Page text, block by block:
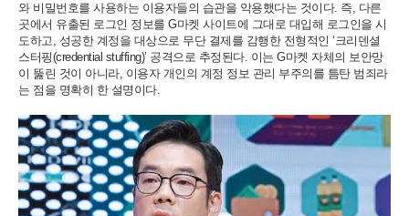
와 비밀번호를 사용하는 이용자들의 습관을 악용했다는 것이다. 즉, 다른
곳에서 유출된 로그인 정보를 G마켓 사이트에 그대로 대입해 로그인을 시
도하고, 성공한 계정을 대상으로 무단 결제를 감행한 전형적인 ‘크리덴셜
스터핑(credential stuffing)’ 공격으로 추정된다. 이는 G마켓 자체의 보안망
이 뚫린 것이 아니라, 이용자 개인의 계정 정보 관리 부주의를 틈탄 범죄라
는 점을 명확히 한 설명이다.